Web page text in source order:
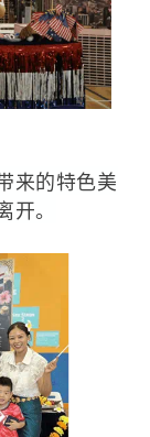
来的特色美
。